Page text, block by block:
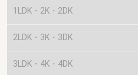
1LDK・2K・2DK
2LDK・3K・3DK
3LDK・4K・4DK